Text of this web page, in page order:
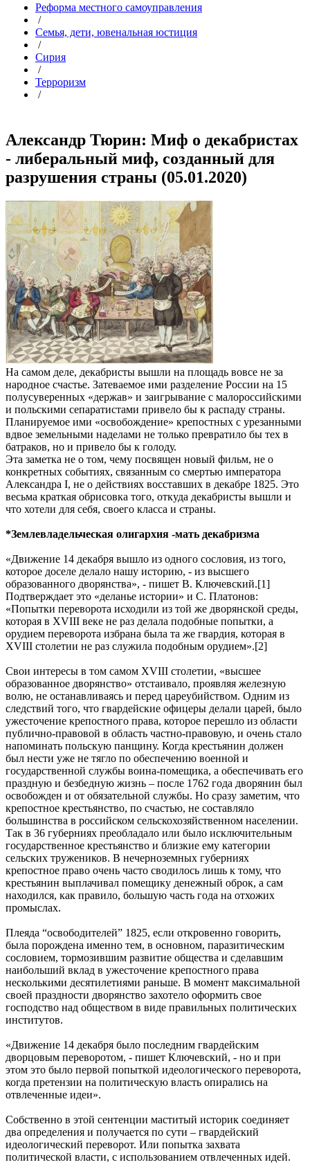
Реформа местного самоуправления
/
Семья, дети, ювенальная юстиция
/
Сирия
/
Терроризм
/
Александр Тюрин: Миф о декабристах
- либеральный миф, созданный для
разрушения страны (05.01.2020)
На самом деле, декабристы вышли на площадь вовсе не за
народное счастье. Затеваемое ими разделение России на 15
полусуверенных «держав» и заигрывание с малороссийскими
и польскими сепаратистами привело бы к распаду страны.
Планируемое ими «освобождение» крепостных с урезанными
вдвое земельными наделами не только превратило бы тех в
батраков, но и привело бы к голоду.
Эта заметка не о том, чему посвящен новый фильм, не о
конкретных событиях, связанным со смертью императора
Александра I, не о действиях восставших в декабре 1825. Это
весьма краткая обрисовка того, откуда декабристы вышли и
что хотели для себя, своего класса и страны.
*Землевладельческая олигархия -мать декабризма
«Движение 14 декабря вышло из одного сословия, из того,
которое доселе делало нашу историю, - из высшего
образованного дворянства», - пишет В. Ключевский.[1]
Подтверждает это «деланье истории» и С. Платонов:
«Попытки переворота исходили из той же дворянской среды,
которая в XVIII веке не раз делала подобные попытки, а
орудием переворота избрана была та же гвардия, которая в
XVIII столетии не раз служила подобным орудием».[2]
Свои интересы в том самом XVIII столетии, «высшее
образованное дворянство» отстаивало, проявляя железную
волю, не останавливаясь и перед цареубийством. Одним из
следствий того, что гвардейские офицеры делали царей, было
ужесточение крепостного права, которое перешло из области
публично-правовой в область частно-правовую, и очень стало
напоминать польскую панщину. Когда крестьянин должен
был нести уже не тягло по обеспечению военной и
государственной службы воина-помещика, а обеспечивать его
праздную и безбедную жизнь – после 1762 года дворянин был
освобожден и от обязательной службы. Но сразу заметим, что
крепостное крестьянство, по счастью, не составляло
большинства в российском сельскохозяйственном населении.
Так в 36 губерниях преобладало или было исключительным
государственное крестьянство и близкие ему категории
сельских тружеников. В нечерноземных губерниях
крепостное право очень часто сводилось лишь к тому, что
крестьянин выплачивал помещику денежный оброк, а сам
находился, как правило, большую часть года на отхожих
промыслах.
Плеяда “освободителей” 1825, если откровенно говорить,
была порождена именно тем, в основном, паразитическим
сословием, тормозившим развитие общества и сделавшим
наибольший вклад в ужесточение крепостного права
несколькими десятилетиями раньше. В момент максимальной
своей праздности дворянство захотело оформить свое
господство над обществом в виде правильных политических
институтов.
«Движение 14 декабря было последним гвардейским
дворцовым переворотом, - пишет Ключевский, - но и при
этом это было первой попыткой идеологического переворота,
когда претензии на политическую власть опирались на
отвлеченные идеи».
Собственно в этой сентенции маститый историк соединяет
два определения и получается по сути – гвардейский
идеологический переворот. Или попытка захвата
политической власти, с использованием отвлеченных идей.